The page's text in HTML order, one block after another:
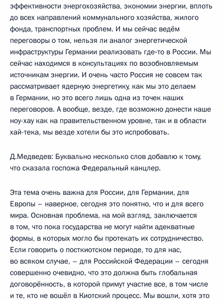
эффективности энергохозяйства, экономии энергии, вплоть
до всех направлений коммунального хозяйства, жилого
фонда, транспортных проблем. И мы сейчас ведём
переговоры о том, нельзя ли аналог энергетической
инфраструктуры Германии реализовать где‑то в России. Мы
сейчас находимся в консультациях по возобновляемым
источникам энергии. И очень часто Россия не совсем так
рассматривает ядерную энергетику, как мы это делаем
в Германии, но это всего лишь одна из точек наших
переговоров. А вообще, везде, где возможно донести наше
ноу-хау как на правительственном уровне, так и в области
хай-тека, мы везде хотели бы это испробовать.
Д.Медведев: Буквально несколько слов добавлю к тому,
что сказала госпожа Федеральный канцлер.
Эта тема очень важна для России, для Германии, для
Европы – наверное, сегодня это понятно, что и для всего
мира. Основная проблема, на мой взгляд, заключается
в том, что пока государства не могут найти адекватные
формы, в которых могло бы протекать их сотрудничество.
Если говорить о посткиотском периоде, то для нас,
во всяком случае, – для Российской Федерации – сегодня
совершенно очевидно, что это должна быть глобальная
договорённость, в которой примут участие все, в том числе
и те, кто не вошёл в Киотский процесс. Мы вошли, хотя это